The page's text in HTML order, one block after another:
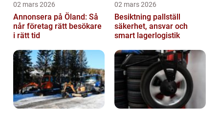
02 mars 2026
Annonsera på Öland: Så
når företag rätt besökare
i rätt tid
02 mars 2026
Besiktning pallställ
säkerhet, ansvar och
smart lagerlogistik